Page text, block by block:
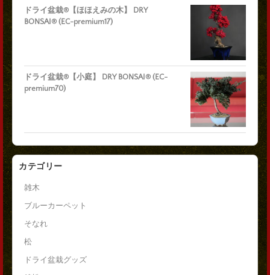
ドライ盆栽®【ほほえみの木】 DRY
BONSAI® (EC-premium17)
ドライ盆栽®【小庭】 DRY BONSAI® (EC-
premium70)
カテゴリー
雑木
ブルーカーペット
そなれ
松
ドライ盆栽グッズ